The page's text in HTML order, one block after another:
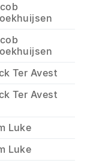
Ter Avest
Ter Avest
Luke
Luke